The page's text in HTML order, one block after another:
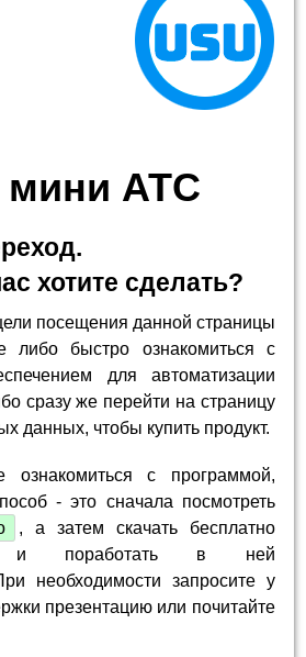
мини АТС
хотите сделать?
посещения данной страницы
либо быстро ознакомиться с
для автоматизации
сразу же перейти на страницу
данных, чтобы купить продукт.
с программой,
- это сначала посмотреть
, а затем скачать бесплатно
поработать в ней
необходимости запросите у
презентацию или почитайте